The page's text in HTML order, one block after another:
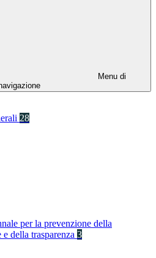
Menu di
28
per la prevenzione della
della trasparenza 3